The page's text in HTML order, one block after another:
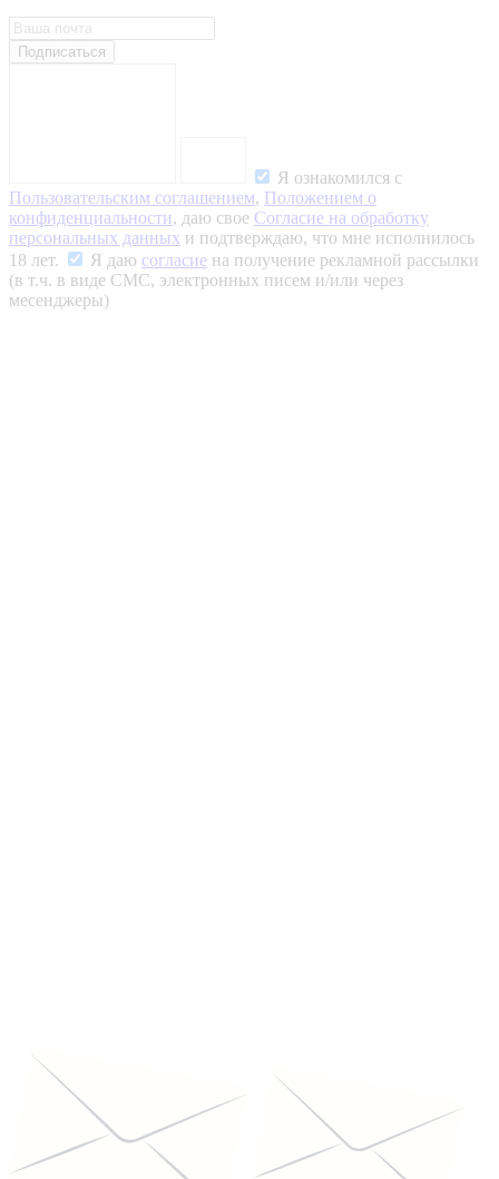
Подписаться
Я ознакомился с
Пользовательским соглашением, Положением о
конфиденциальности, даю свое Согласие на обработку
персональных данных и подтверждаю, что мне исполнилось
18 лет.
Я даю согласие на получение рекламной рассылки
(в т.ч. в виде СМС, электронных писем и/или через
месенджеры)